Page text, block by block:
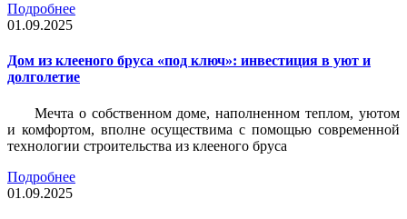
Подробнее
01.09.2025
Дом из клееного бруса «под ключ»: инвестиция в уют и
долголетие
Мечта о собственном доме, наполненном теплом, уютом
и комфортом, вполне осуществима с помощью современной
технологии строительства из клееного бруса
Подробнее
01.09.2025